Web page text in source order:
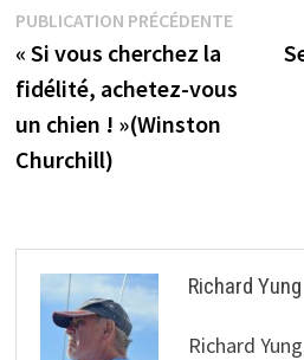
Navigation
de
l’article
PUBLICATION PRÉCÉDENTE
« Si vous cherchez la
fidélité, achetez-vous
un chien ! »(Winston
Churchill)
Richard Yung
Richard